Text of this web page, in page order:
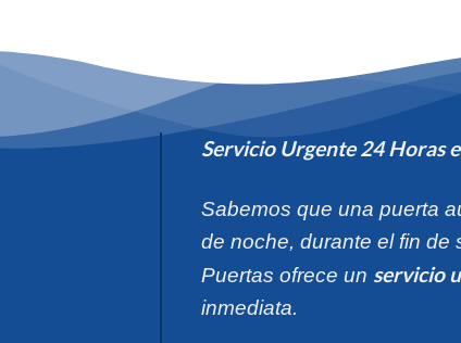
Servicio Urgente 24 Horas
Sabemos que una puerta
de noche, durante el fin de
Puertas ofrece un servicio
inmediata.